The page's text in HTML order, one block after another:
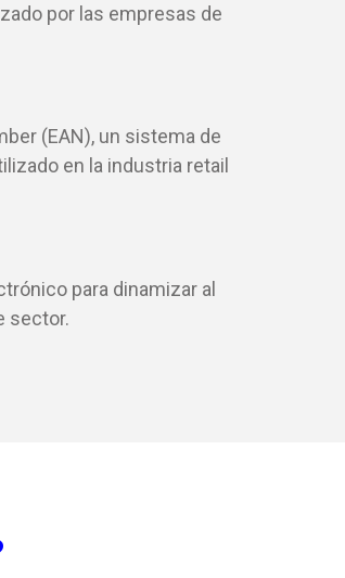
por las empresas de
(EAN), un sistema de
en la industria retail
para dinamizar al
sector.